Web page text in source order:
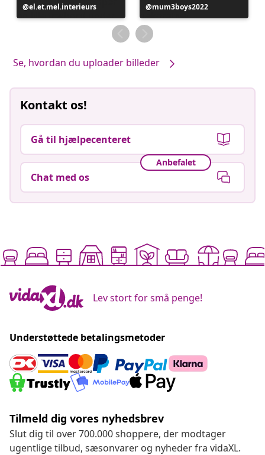
Opslag
offentliggjort
el.et.mel.interieurs
Opslag
offentliggjort
af
mum3boys2022
Se, hvordan du uploader billeder
Kontakt os!
Gå til hjælpecenteret
Anbefalet
Chat med os
Lev stort for små penge!
Understøttede betalingsmetoder
Tilmeld dig vores nyhedsbrev
Slut dig til over 700.000 shoppere, der modtager
ugentlige tilbud, sæsonvarer og nyheder fra vidaXL.